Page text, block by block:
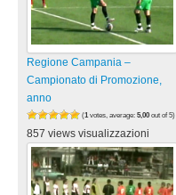
Regione Campania –
Campionato di Promozione,
anno
(1 votes, average: 5,00 out of 5)
857 views visualizzazioni